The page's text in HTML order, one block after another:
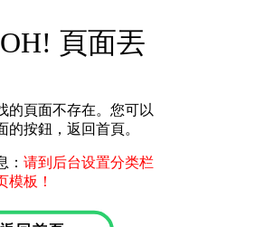
頁面丟
的頁面不存在。您可以
的按鈕，返回首頁。
： 请到后台设置分类栏
模板！